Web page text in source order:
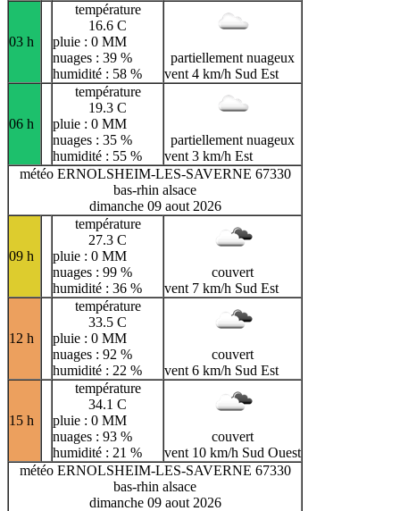
03 h
température
16.6 C
pluie : 0 MM
nuages : 39 %
humidité : 58 %
partiellement nuageux
vent 4 km/h Sud Est
06 h
température
19.3 C
pluie : 0 MM
nuages : 35 %
humidité : 55 %
partiellement nuageux
vent 3 km/h Est
météo ERNOLSHEIM-LES-SAVERNE 67330
bas-rhin alsace
dimanche 09 aout 2026
09 h
température
27.3 C
pluie : 0 MM
nuages : 99 %
humidité : 36 %
couvert
vent 7 km/h Sud Est
12 h
température
33.5 C
pluie : 0 MM
nuages : 92 %
humidité : 22 %
couvert
vent 6 km/h Sud Est
15 h
température
34.1 C
pluie : 0 MM
nuages : 93 %
humidité : 21 %
couvert
vent 10 km/h Sud Ouest
météo ERNOLSHEIM-LES-SAVERNE 67330
bas-rhin alsace
dimanche 09 aout 2026